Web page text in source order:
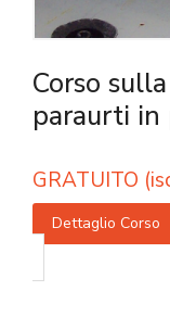
Corso
paraurti in
GRATUITO
Dettaglio Corso